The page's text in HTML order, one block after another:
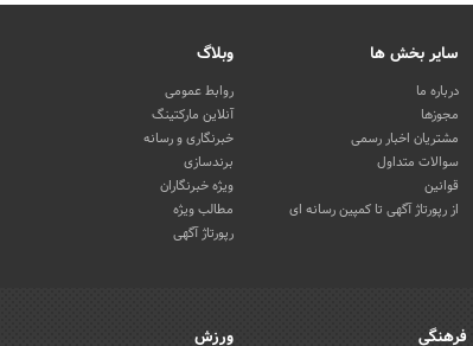
سایر بخش ها
درباره ما
مجوزها
مشتریان اخبار رسمی
سوالات متداول
قوانین
از رپورتاژ آگهی تا کمپین رسانه ای
وبلاگ
روابط عمومی
آنلاین مارکتینگ
خبرنگاری و رسانه
برندسازی
ویژه خبرنگاران
مطالب ویژه
رپورتاژ آگهی
فرهنگی ورزش